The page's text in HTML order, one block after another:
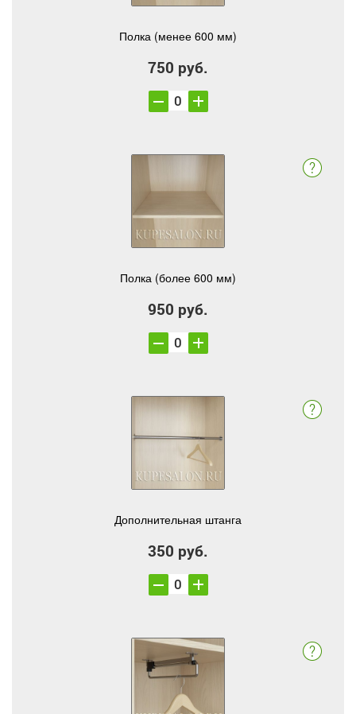
Полка (менее 600 мм)
750 руб.
Полка (более 600 мм)
950 руб.
Дополнительная штанга
350 руб.